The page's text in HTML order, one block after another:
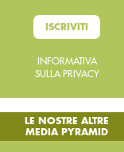
ISCRIVITI
INFORMATIVA
SULLA PRIVACY
LE NOSTRE ALTRE
MEDIA PYRAMID